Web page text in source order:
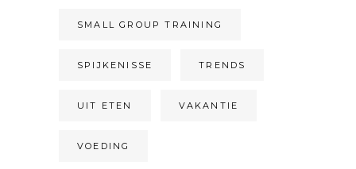
SMALL GROUP TRAINING
SPIJKENISSE TRENDS
UIT ETEN VAKANTIE
VOEDING